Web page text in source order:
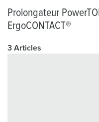
Prolongateur
ErgoCONTACT®
3 Articles